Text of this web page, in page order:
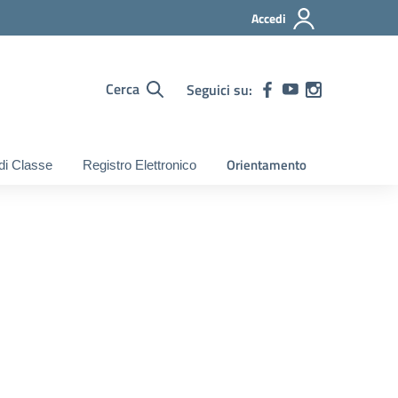
Accedi
Cerca Seguici su:
Classe Registro Elettronico Orientamento